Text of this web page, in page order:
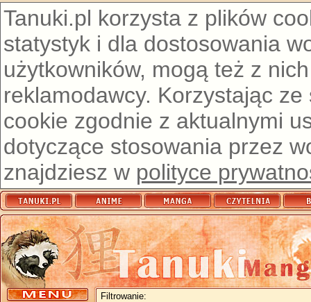
Tanuki.pl korzysta z plików
statystyk i dla dostosowania
użytkowników, mogą też z
reklamodawcy. Korzystając
cookie zgodnie z aktualnymi
dotyczące stosowania przez
znajdziesz w polityce
Filtrowanie: